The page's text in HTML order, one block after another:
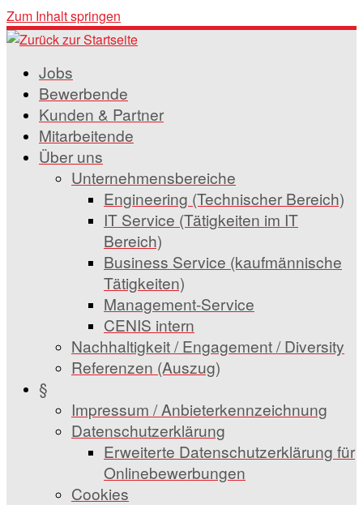
Zum Inhalt springen
Jobs
Bewerbende
Kunden & Partner
Mitarbeitende
Über uns
Unternehmensbereiche
Engineering (Technischer Bereich)
IT Service (Tätigkeiten im IT
Bereich)
Business Service (kaufmännische
Tätigkeiten)
Management-Service
CENIS intern
Nachhaltigkeit / Engagement / Diversity
Referenzen (Auszug)
§
Impressum / Anbieterkennzeichnung
Datenschutzerklärung
Erweiterte Datenschutzerklärung für
Onlinebewerbungen
Cookies